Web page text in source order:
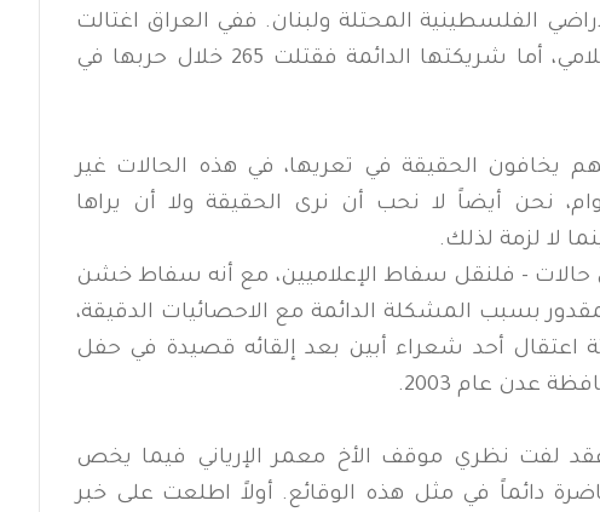
الفلسطينية المحتلة ولبنان. ففي العراق اغتالت
الولايات المتحدة ما بين 230 - 300 إعلامي، أما شريكتها الدائمة فقتلت 265 خلال حربها في
يخافون الحقيقة في تعريها، في هذه الحالات غير
نحن أيضاً لا نحب أن نرى الحقيقة ولا أن يراها
لا لزمة لذلك.
حالات - فلنقل سفاط الإعلاميين، مع أنه سفاط خشن
بسبب المشكلة الدائمة مع الاحصائيات الدقيقة،
اعتقال أحد شعراء أبين بعد إلقائه قصيدة في حفل
عدن عام 2003.
لفت نظري موقف الأخ معمر الإرياني فيما يخص
دائماً في مثل هذه الوقائع. أولاً اطلعت على خبر